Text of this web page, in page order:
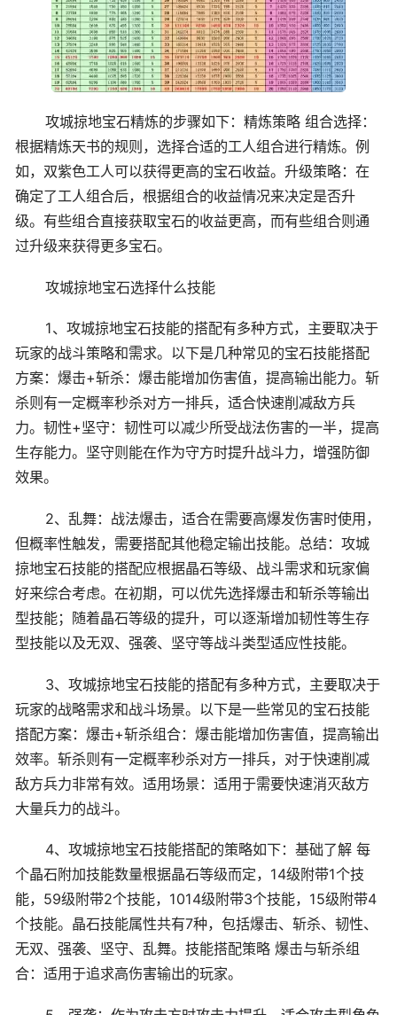
攻城掠地宝石精炼的步骤如下：精炼策略 组合选择：
根据精炼天书的规则，选择合适的工人组合进行精炼。例
如，双紫色工人可以获得更高的宝石收益。升级策略：在
确定了工人组合后，根据组合的收益情况来决定是否升
级。有些组合直接获取宝石的收益更高，而有些组合则通
过升级来获得更多宝石。
攻城掠地宝石选择什么技能
1、攻城掠地宝石技能的搭配有多种方式，主要取决于
玩家的战斗策略和需求。以下是几种常见的宝石技能搭配
方案：爆击+斩杀：爆击能增加伤害值，提高输出能力。斩
杀则有一定概率秒杀对方一排兵，适合快速削减敌方兵
力。韧性+坚守：韧性可以减少所受战法伤害的一半，提高
生存能力。坚守则能在作为守方时提升战斗力，增强防御
效果。
2、乱舞：战法爆击，适合在需要高爆发伤害时使用，
但概率性触发，需要搭配其他稳定输出技能。总结：攻城
掠地宝石技能的搭配应根据晶石等级、战斗需求和玩家偏
好来综合考虑。在初期，可以优先选择爆击和斩杀等输出
型技能；随着晶石等级的提升，可以逐渐增加韧性等生存
型技能以及无双、强袭、坚守等战斗类型适应性技能。
3、攻城掠地宝石技能的搭配有多种方式，主要取决于
玩家的战略需求和战斗场景。以下是一些常见的宝石技能
搭配方案：爆击+斩杀组合：爆击能增加伤害值，提高输出
效率。斩杀则有一定概率秒杀对方一排兵，对于快速削减
敌方兵力非常有效。适用场景：适用于需要快速消灭敌方
大量兵力的战斗。
4、攻城掠地宝石技能搭配的策略如下：基础了解 每
个晶石附加技能数量根据晶石等级而定，14级附带1个技
能，59级附带2个技能，1014级附带3个技能，15级附带4
个技能。晶石技能属性共有7种，包括爆击、斩杀、韧性、
无双、强袭、坚守、乱舞。技能搭配策略 爆击与斩杀组
合：适用于追求高伤害输出的玩家。